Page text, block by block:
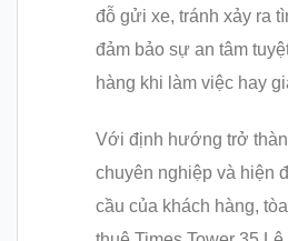
đỗ gửi xe, tránh xảy ra
đảm bảo sự an tâm
hàng khi làm việc hay
Với định hướng trở
chuyên nghiệp và hiện
cầu của khách hàng,